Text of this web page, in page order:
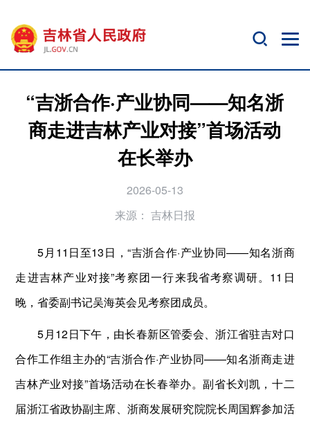
“吉浙合作·产业协同——知名浙
商走进吉林产业对接”首场活动
在长举办
2026-05-13
来源： 吉林日报
5月11日至13日，“吉浙合作·产业协同——知名浙商
走进吉林产业对接”考察团一行来我省考察调研。11日
晚，省委副书记吴海英会见考察团成员。
5月12日下午，由长春新区管委会、浙江省驻吉对口
合作工作组主办的“吉浙合作·产业协同——知名浙商走进
吉林产业对接”首场活动在长春举办。副省长刘凯，十二
届浙江省政协副主席、浙商发展研究院院长周国辉参加活